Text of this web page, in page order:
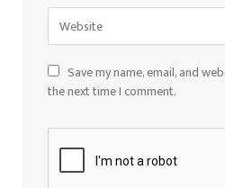
Save my name, email, and
the next time I comment.